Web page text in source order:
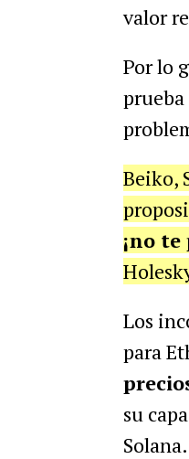
valor
Por lo
Beiko,
¡no
Los
para
su
Solana.